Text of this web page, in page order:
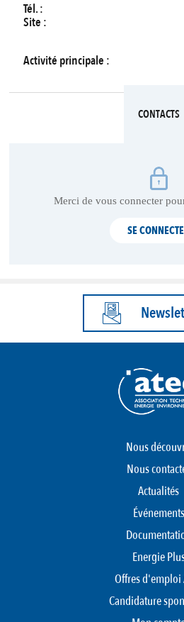
Tél. :
Site :
Activité principale :
CONTACTS
Merci de vous connecter
SE
Nous
Nous
Actualités
Événements
Energie
Offres d'emploi
Candidature